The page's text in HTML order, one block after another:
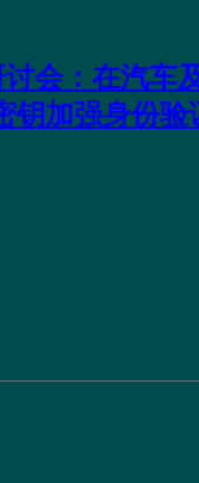
会：在汽车
钥加强身份验